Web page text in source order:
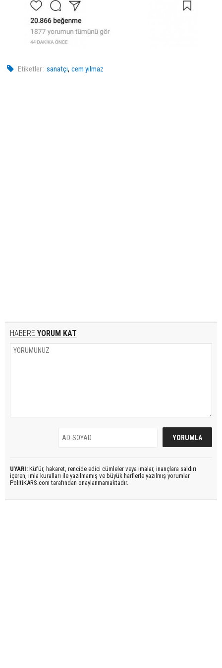
Etiketler : sanatçı,cem yılmaz
HABERE YORUM KAT
UYARI: Küfür, hakaret, rencide edici cümleler veya imalar, inançlara saldırı
içeren, imla kuralları ile yazılmamış ve büyük harflerle yazılmış yorumlar
PolitiKARS.com tarafından onaylanmamaktadır.